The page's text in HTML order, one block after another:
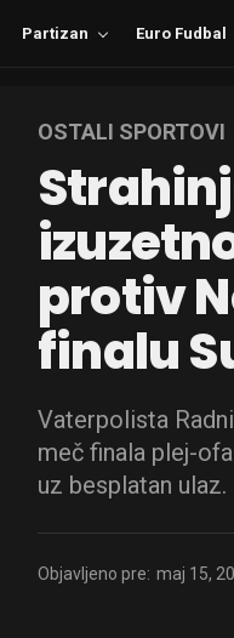
Partizan Euro Fudbal
OSTALI SPORTOVI
protiv
finalu
Vaterpolista
meč finala plej-
uz besplatan ulaz.
Objavljeno pre: maj 15,